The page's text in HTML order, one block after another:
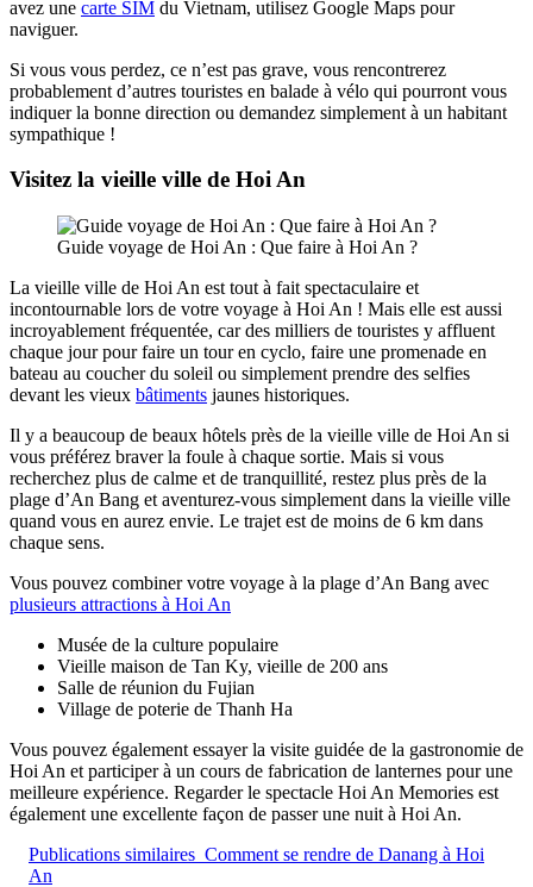
avez une carte SIM du Vietnam, utilisez Google Maps pour
naviguer.
Si vous vous perdez, ce n’est pas grave, vous rencontrerez
probablement d’autres touristes en balade à vélo qui pourront vous
indiquer la bonne direction ou demandez simplement à un habitant
sympathique !
Visitez la vieille ville de Hoi An
Guide voyage de Hoi An : Que faire à Hoi An ?
La vieille ville de Hoi An est tout à fait spectaculaire et
incontournable lors de votre voyage à Hoi An ! Mais elle est aussi
incroyablement fréquentée, car des milliers de touristes y affluent
chaque jour pour faire un tour en cyclo, faire une promenade en
bateau au coucher du soleil ou simplement prendre des selfies
devant les vieux bâtiments jaunes historiques.
Il y a beaucoup de beaux hôtels près de la vieille ville de Hoi An si
vous préférez braver la foule à chaque sortie. Mais si vous
recherchez plus de calme et de tranquillité, restez plus près de la
plage d’An Bang et aventurez-vous simplement dans la vieille ville
quand vous en aurez envie. Le trajet est de moins de 6 km dans
chaque sens.
Vous pouvez combiner votre voyage à la plage d’An Bang avec
plusieurs attractions à Hoi An
Musée de la culture populaire
Vieille maison de Tan Ky, vieille de 200 ans
Salle de réunion du Fujian
Village de poterie de Thanh Ha
Vous pouvez également essayer la visite guidée de la gastronomie de
Hoi An et participer à un cours de fabrication de lanternes pour une
meilleure expérience. Regarder le spectacle Hoi An Memories est
également une excellente façon de passer une nuit à Hoi An.
Publications similaires Comment se rendre de Danang à Hoi
An